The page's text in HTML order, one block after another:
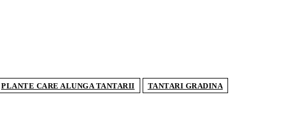
PLANTE CARE ALUNGA TANTARII TANTARI GRADINA